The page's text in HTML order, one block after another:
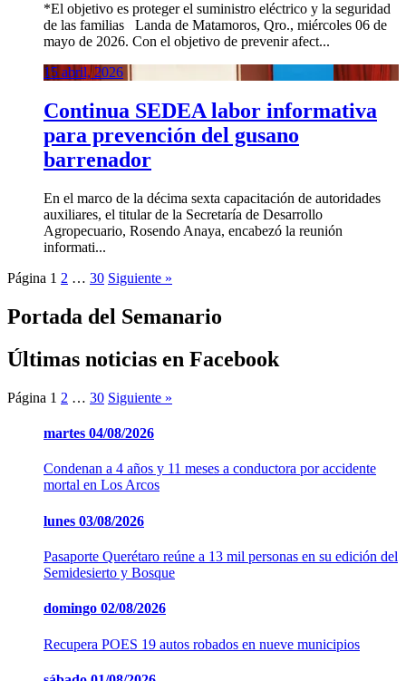
*El objetivo es proteger el suministro eléctrico y la seguridad
de las familias Landa de Matamoros, Qro., miércoles 06 de
mayo de 2026. Con el objetivo de prevenir afect...
15 abril, 2026
Continua SEDEA labor informativa
para prevención del gusano
barrenador
En el marco de la décima sexta capacitación de autoridades
auxiliares, el titular de la Secretaría de Desarrollo
Agropecuario, Rosendo Anaya, encabezó la reunión
informati...
Página 1 2 … 30 Siguiente »
Portada del Semanario
Últimas noticias en Facebook
Página 1 2 … 30 Siguiente »
martes 04/08/2026
Condenan a 4 años y 11 meses a conductora por accidente
mortal en Los Arcos
lunes 03/08/2026
Pasaporte Querétaro reúne a 13 mil personas en su edición del
Semidesierto y Bosque
domingo 02/08/2026
Recupera POES 19 autos robados en nueve municipios